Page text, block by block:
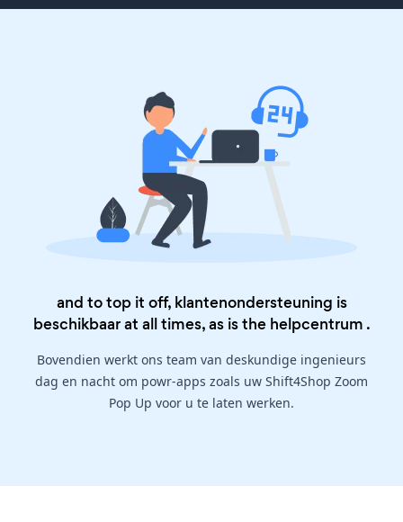
and to top it off, klantenondersteuning is
beschikbaar at all times, as is the helpcentrum .
Bovendien werkt ons team van deskundige ingenieurs
dag en nacht om powr-apps zoals uw Shift4Shop Zoom
Pop Up voor u te laten werken.